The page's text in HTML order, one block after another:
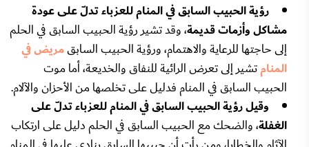
رؤية الحبيب السابق في المنام للعزباء تدلّ على عودة
مشاكل وأزمات قديمة، وقد تشير رؤية الحبيب السابق في الحلم
إلى حاجتها للرعاية والاهتمام، ورؤية الحبيب السابقمريض في
المنامتشير إلى تعرض الرائية للنفاق والخديعة، أما موت
الحبيب السابق في المنام فدليل على تخلصها من الأحزان والآلام.
وقيل رؤية الحبيب السابق في المنام للعزباء تدلّ على
الغفلة، والضحك مع الحبيب السابق في الحلم دليل على ارتكاب